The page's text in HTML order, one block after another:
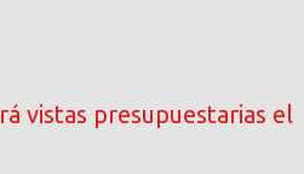
vistas presupuestarias el